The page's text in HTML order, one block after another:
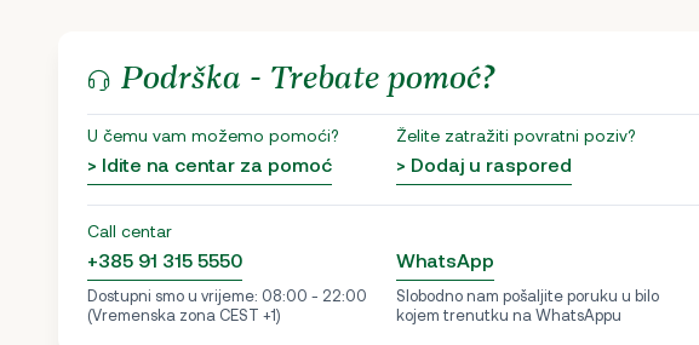
Podrška - Trebate pomoć?
U čemu vam možemo pomoći?
> Idite na centar za pomoć
Želite zatražiti povratni poziv?
> Dodaj u raspored
Call centar
+385 91 315 5550
Dostupni smo u vrijeme: 08:00 - 22:00
(Vremenska zona CEST +1)
WhatsApp
Slobodno nam pošaljite poruku u bilo
kojem trenutku na WhatsAppu